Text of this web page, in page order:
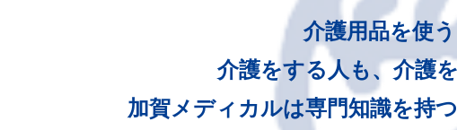
介護用品を使
介護をする人も、介護
加賀メディカルは専門知識を持